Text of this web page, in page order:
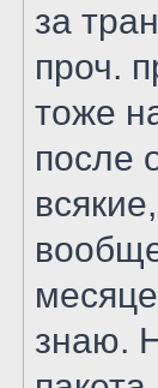
за
проч.
тоже
после
знаю.